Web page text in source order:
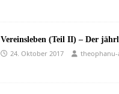
Vereinsleben (Teil II) – Der
24. Oktober 2017
theophanu-